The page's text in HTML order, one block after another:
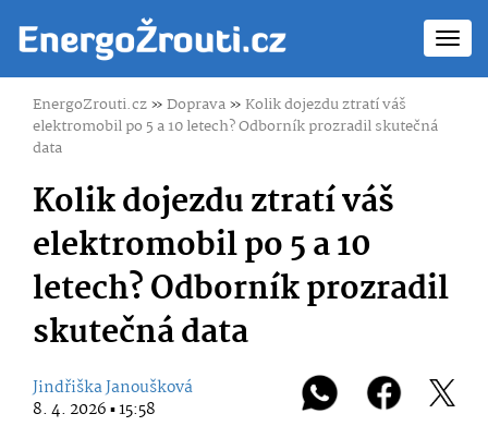
EnergoZrouti.cz»Doprava»Kolik dojezdu ztratí váš
elektromobil po 5 a 10 letech? Odborník prozradil skutečná
data
Kolik dojezdu ztratí váš
elektromobil po 5 a 10
letech? Odborník prozradil
skutečná data
Jindřiška Janoušková
8. 4. 2026 ▪ 15:58